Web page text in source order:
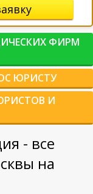
ФИРМ
ЮРИСТУ
И
- все
на